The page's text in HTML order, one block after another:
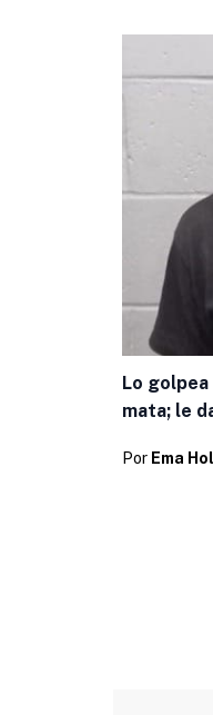
Lo golpea
mata; le
Por Ema